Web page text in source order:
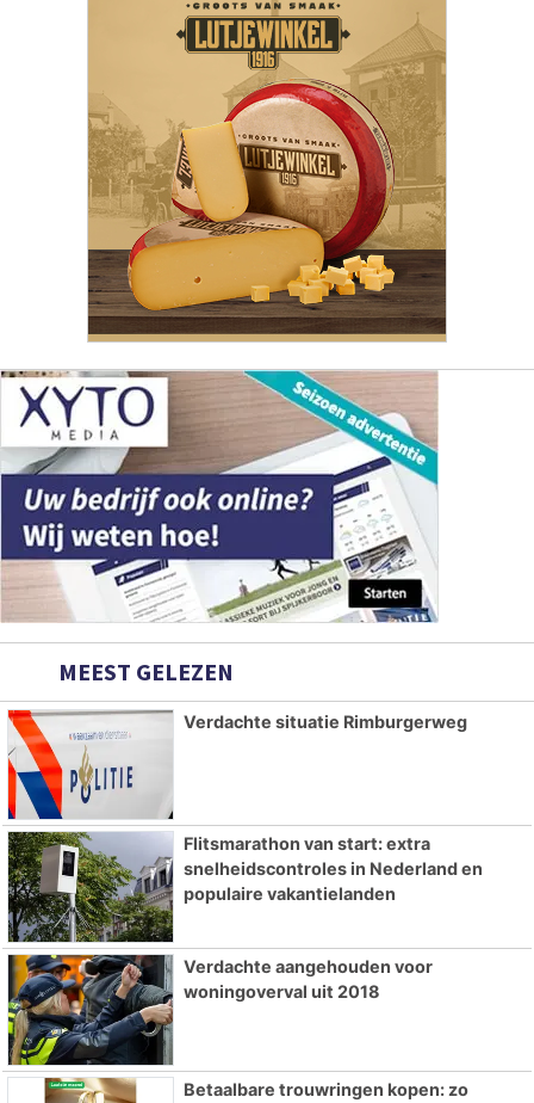
MEEST GELEZEN
Verdachte situatie Rimburgerweg
Flitsmarathon van start: extra
snelheidscontroles in Nederland en
populaire vakantielanden
Verdachte aangehouden voor
woningoverval uit 2018
Betaalbare trouwringen kopen: zo